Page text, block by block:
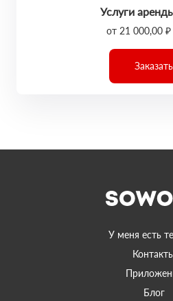
Услуги
от 21 000,00
Заказать
У меня есть
Блог